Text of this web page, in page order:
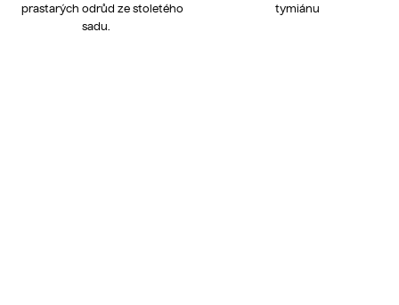
prastarých odrůd ze stoletého
sadu.
tymiánu